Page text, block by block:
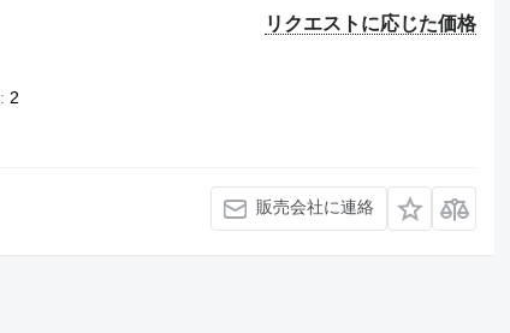
リクエストに応じた価格
2
販売会社に連絡